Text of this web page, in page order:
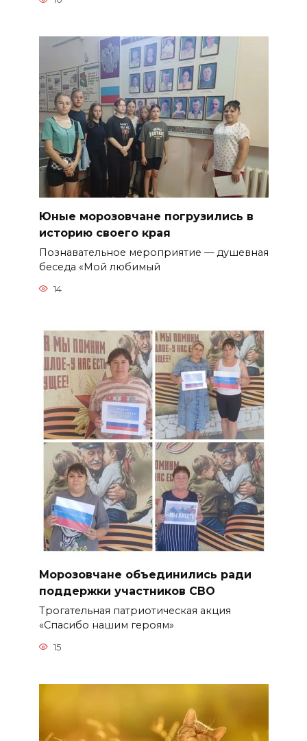
Юные морозовчане погрузились в
историю своего края
Познавательное мероприятие — душевная
беседа «Мой любимый
14
Морозовчане объединились ради
поддержки участников СВО
Трогательная патриотическая акция
«Спасибо нашим героям»
15